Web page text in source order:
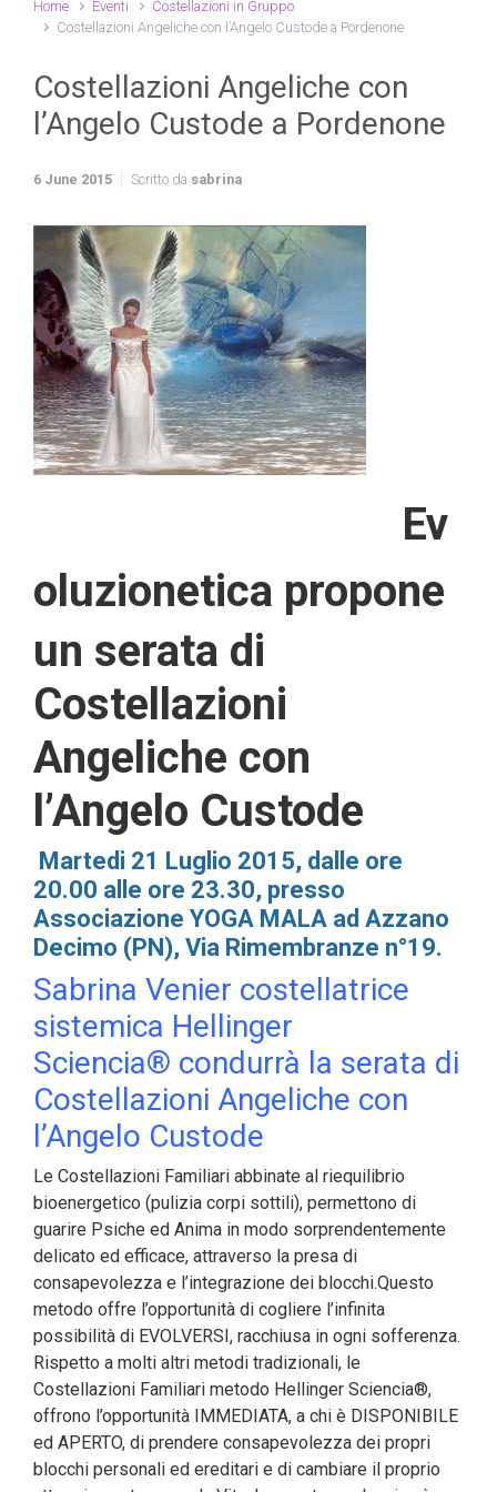
Home Eventi
Costellazioni in Gruppo
Costellazioni Angeliche con l’Angelo Custode a Pordenone
Costellazioni Angeliche con
l’Angelo Custode a Pordenone
6 June 2015 Scritto da sabrina
Ev
ol uzionetica propone
un serata di
Costellazioni
Angeliche con
l’Angelo Custode
Martedi 21 Luglio 2015, dalle ore
20.00 alle ore 23.30, presso
Associazione YOGA MALA ad Azzano
Decimo (PN), Via Rimembranze n°19.
Sabrina Venier costellatrice
sistemica Hellinger
Sciencia® condurrà la serata di
Costellazioni Angeliche con
l’Angelo Custode
Le Costellazioni Familiari abbinate al riequilibrio
bioenergetico (pulizia corpi sottili), permettono di
guarire Psiche ed Anima in modo sorprendentemente
delicato ed efficace, attraverso la presa di
consapevolezza e l’integrazione dei blocchi.Questo
metodo offre l’opportunità di cogliere l’infinita
possibilità di EVOLVERSI, racchiusa in ogni sofferenza.
Rispetto a molti altri metodi tradizionali, le
Costellazioni Familiari metodo Hellinger Sciencia®,
offrono l’opportunità IMMEDIATA, a chi è DISPONIBILE
ed APERTO, di prendere consapevolezza dei propri
blocchi personali ed ereditari e di cambiare il proprio